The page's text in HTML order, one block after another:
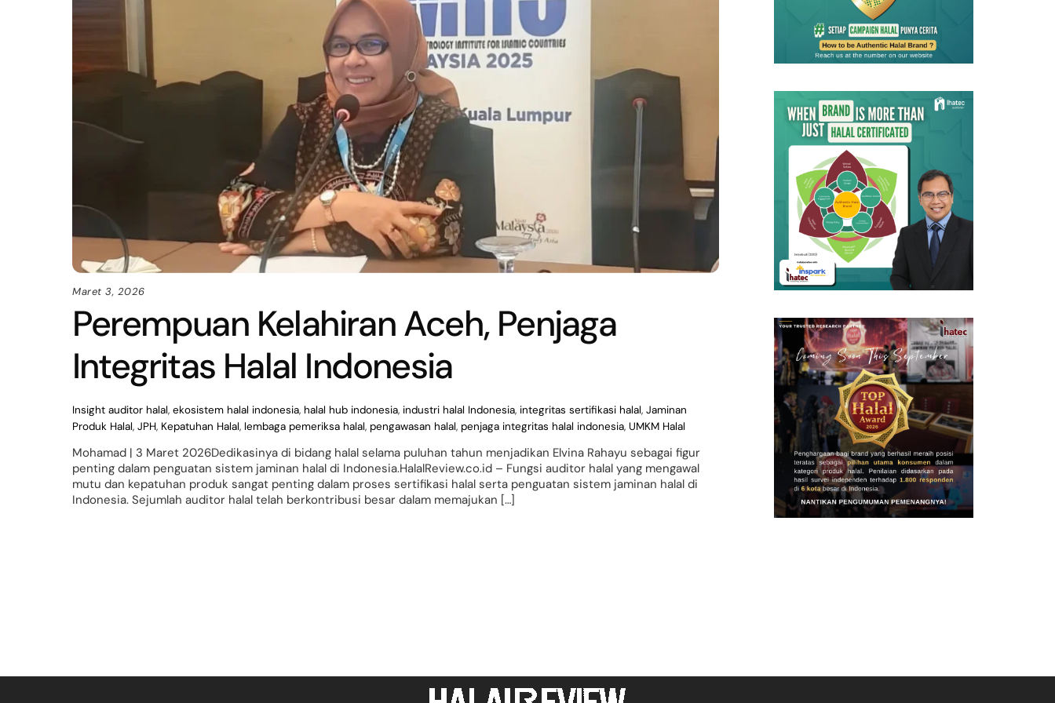
Maret 3, 2026
Perempuan Kelahiran Aceh, Penjaga
Integritas Halal Indonesia
Insight auditor halal, ekosistem halal indonesia, halal hub indonesia, industri halal Indonesia, integritas sertifikasi halal, Jaminan
Produk Halal, JPH, Kepatuhan Halal, lembaga pemeriksa halal, pengawasan halal, penjaga integritas halal indonesia, UMKM Halal
Mohamad | 3 Maret 2026Dedikasinya di bidang halal selama puluhan tahun menjadikan Elvina Rahayu sebagai figur
penting dalam penguatan sistem jaminan halal di Indonesia.HalalReview.co.id – Fungsi auditor halal yang mengawal
mutu dan kepatuhan produk sangat penting dalam proses sertifikasi halal serta penguatan sistem jaminan halal di
Indonesia. Sejumlah auditor halal telah berkontribusi besar dalam memajukan […]